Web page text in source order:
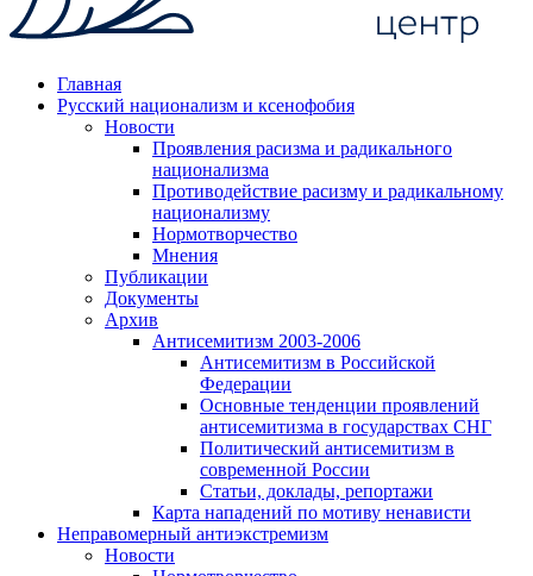
Главная
Русский национализм и ксенофобия
Новости
Проявления расизма и радикального
национализма
Противодействие расизму и радикальному
национализму
Нормотворчество
Мнения
Публикации
Документы
Архив
Антисемитизм 2003-2006
Антисемитизм в Российской
Федерации
Основные тенденции проявлений
антисемитизма в государствах СНГ
Политический антисемитизм в
современной России
Статьи, доклады, репортажи
Карта нападений по мотиву ненависти
Неправомерный антиэкстремизм
Новости